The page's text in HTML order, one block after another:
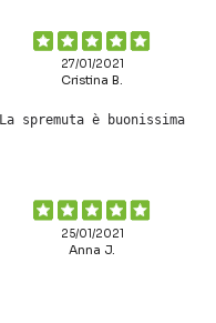
27/01/2021
Cristina B.
La spremuta è buonissima
25/01/2021
Anna J.